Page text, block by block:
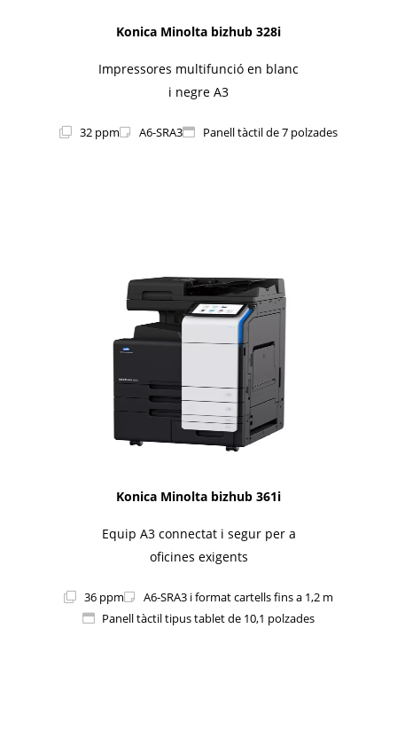
Konica Minolta bizhub 328i
Impressores multifunció en blanc
i negre A3
32 ppm A6-SRA3 Panell tàctil de 7 polzades
Konica Minolta bizhub 361i
Equip A3 connectat i segur per a
oficines exigents
36 ppm
A6-SRA3 i format cartells fins a 1,2 m
Panell tàctil tipus tablet de 10,1 polzades